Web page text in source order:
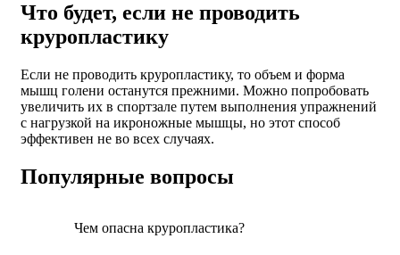
Что будет, если не проводить
круропластику
Если не проводить круропластику, то объем и форма
мышц голени останутся прежними. Можно попробовать
увеличить их в спортзале путем выполнения упражнений
с нагрузкой на икроножные мышцы, но этот способ
эффективен не во всех случаях.
Популярные вопросы
Чем опасна круропластика?